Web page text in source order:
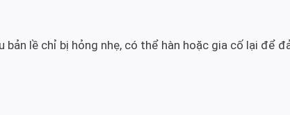
bản lề chỉ bị hỏng nhẹ, có thể hàn hoặc gia cố lại để